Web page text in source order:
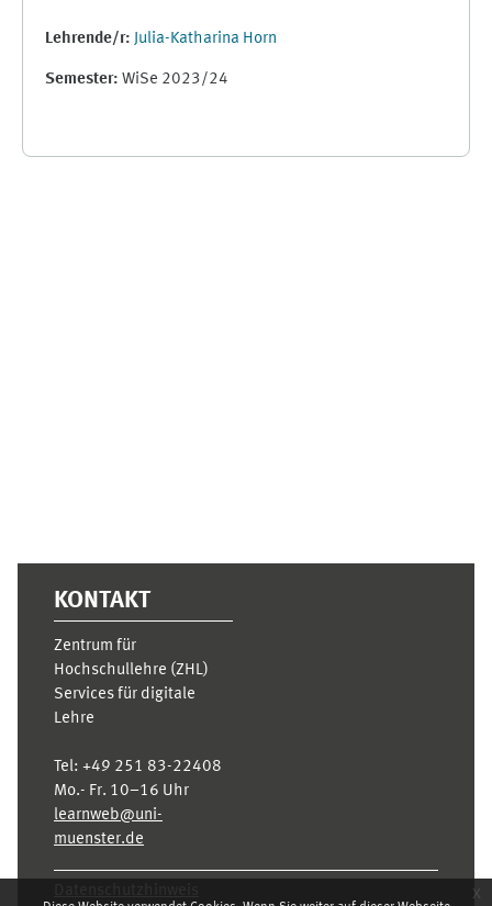
x
Lehrende/r: Julia-Katharina Horn
Semester: WiSe 2023/24
KONTAKT
Zentrum für
Hochschullehre (ZHL)
Services für digitale
Lehre
Tel: +49 251 83-22408
Mo.- Fr. 10–16 Uhr
learnweb@uni-
muenster.de